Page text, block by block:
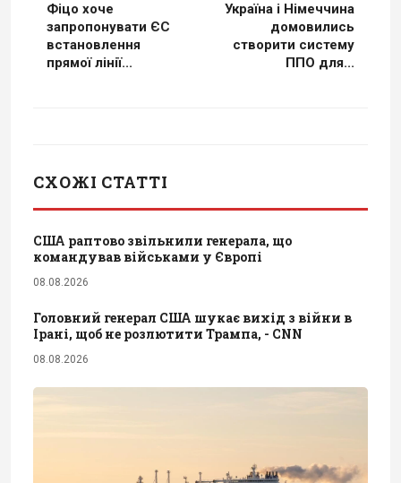
Фіцо хоче
запропонувати ЄС
встановлення
прямої лінії...
Україна і Німеччина
домовились
створити систему
ППО для...
СХОЖІ СТАТТІ
США раптово звільнили генерала, що
командував військами у Європі
08.08.2026
Головний генерал США шукає вихід з війни в
Ірані, щоб не розлютити Трампа, - CNN
08.08.2026